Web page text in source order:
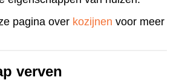
pagina over kozijnen voor meer
verven